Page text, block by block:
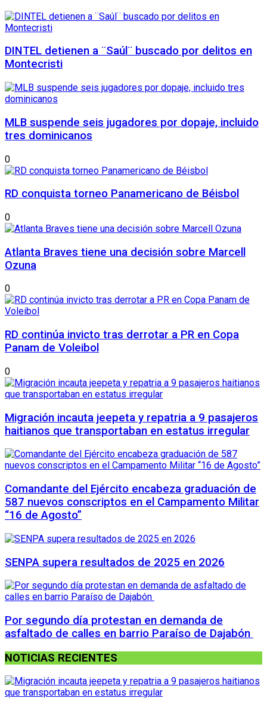
DINTEL detienen a ¨Saúl¨ buscado por delitos en
Montecristi
MLB suspende seis jugadores por dopaje, incluido
tres dominicanos
0
RD conquista torneo Panamericano de Béisbol
0
Atlanta Braves tiene una decisión sobre Marcell
Ozuna
0
RD continúa invicto tras derrotar a PR en Copa
Panam de Voleibol
0
Migración incauta jeepeta y repatria a 9 pasajeros
haitianos que transportaban en estatus irregular
Comandante del Ejército encabeza graduación de
587 nuevos conscriptos en el Campamento Militar
“16 de Agosto”
SENPA supera resultados de 2025 en 2026
Por segundo día protestan en demanda de
asfaltado de calles en barrio Paraíso de Dajabón
NOTICIAS RECIENTES